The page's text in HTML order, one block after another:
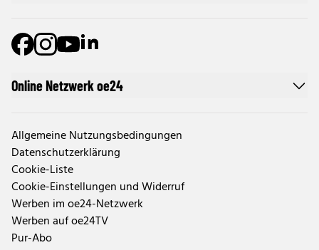
Online Netzwerk oe24
Allgemeine Nutzungsbedingungen
Datenschutzerklärung
Cookie-Liste
Cookie-Einstellungen und Widerruf
Werben im oe24-Netzwerk
Werben auf oe24TV
Pur-Abo